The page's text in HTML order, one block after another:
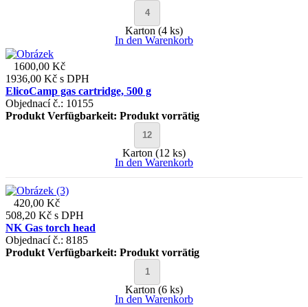
Karton (4 ks)
In den Warenkorb
1600,00 Kč
1936,00 Kč s DPH
ElicoCamp gas cartridge, 500 g
Objednací č.: 10155
Produkt Verfügbarkeit: Produkt vorrätig
Karton (12 ks)
In den Warenkorb
420,00 Kč
508,20 Kč s DPH
NK Gas torch head
Objednací č.: 8185
Produkt Verfügbarkeit: Produkt vorrätig
Karton (6 ks)
In den Warenkorb